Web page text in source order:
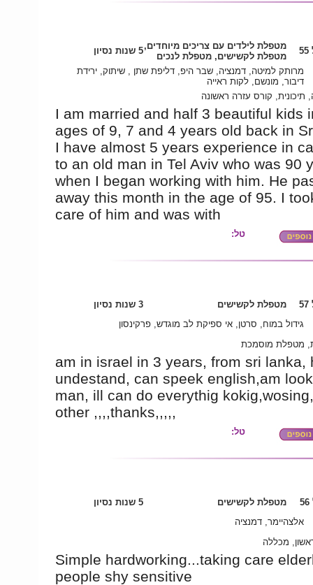
מטפלת לילדים עם צריכים מיוחדים,
מטפלת לקשישים, מטפלת לנכים
5 שנות נסיון
מרותק למיטה, דמנציה, שבר היפ, דליפת שתן , שיתוק, ירידת
דיבור, מונשם, לקות ראייה
תיכונית, קורס עזרה ראשונה
I am married and half 3 beautiful kids
ages of 9, 7 and 4 years old back in
I have almost 5 years experience in
to an old man in Tel Aviv who was 90
when I began working with him. He
away this month in the age of 95. I
care of him and was with
טל:
מטפלת לקשישים
3 שנות נסיון
גידול במוח, סרטן, אי ספיקת לב מוגדש, פרקינסון
מטפלת מוסמכת
am in israel in 3 years, from sri lanka,
undestand, can speek english,am
man, ill can do everythig
other ,,,,thanks,,,,,
טל:
מטפלת לקשישים
5 שנות נסיון
אלצהיימר, דמנציה
מכללה
Simple hardworking...taking care
people shy sensitive